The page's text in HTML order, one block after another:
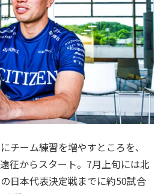
チーム練習を増やすところを、
征からスタート。7月上旬には北
日本代表決定戦までに約50試合